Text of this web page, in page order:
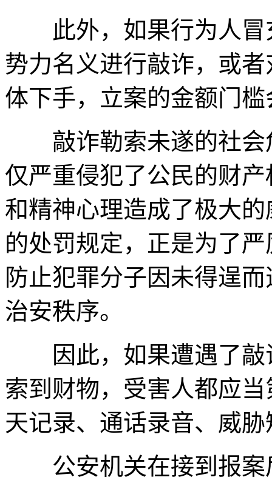
此外，如果行为人冒
势力名义进行敲诈，或
体下手，立案的金额门
敲诈勒索未遂的社会
仅严重侵犯了公民的财
和精神心理造成了极大
的处罚规定，正是为了
防止犯罪分子因未得逞
治安秩序。
因此，如果遭遇了敲
索到财物，受害人都应
天记录、通话录音、威
公安机关在接到报案